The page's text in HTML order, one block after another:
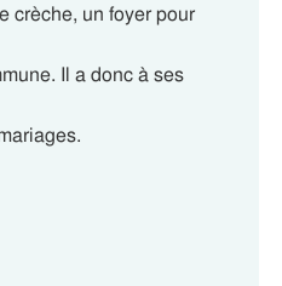
crèche, un foyer pour
Il a donc à ses